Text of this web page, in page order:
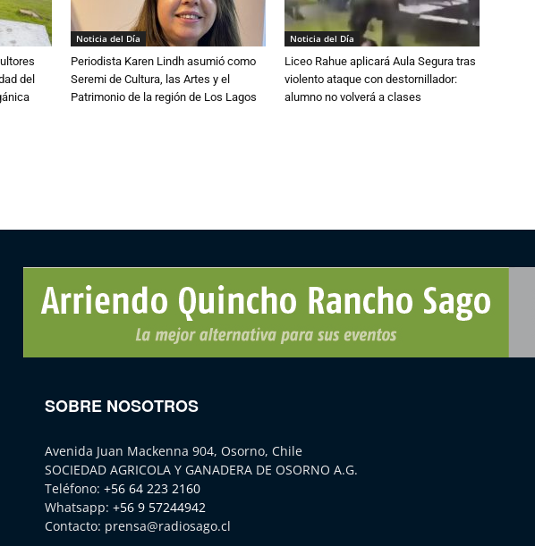
del
Noticia del Día
Periodista Karen Lindh asumió como
Seremi de Cultura, las Artes y el
Patrimonio de la región de Los Lagos
Noticia del Día
Liceo Rahue aplicará Aula Segura tras
violento ataque con destornillador:
alumno no volverá a clases
SOBRE NOSOTROS
Avenida Juan Mackenna 904, Osorno, Chile
SOCIEDAD AGRICOLA Y GANADERA DE OSORNO A.G.
Teléfono: +56 64 223 2160
Whatsapp: +56 9 57244942
Contacto: prensa@radiosago.cl